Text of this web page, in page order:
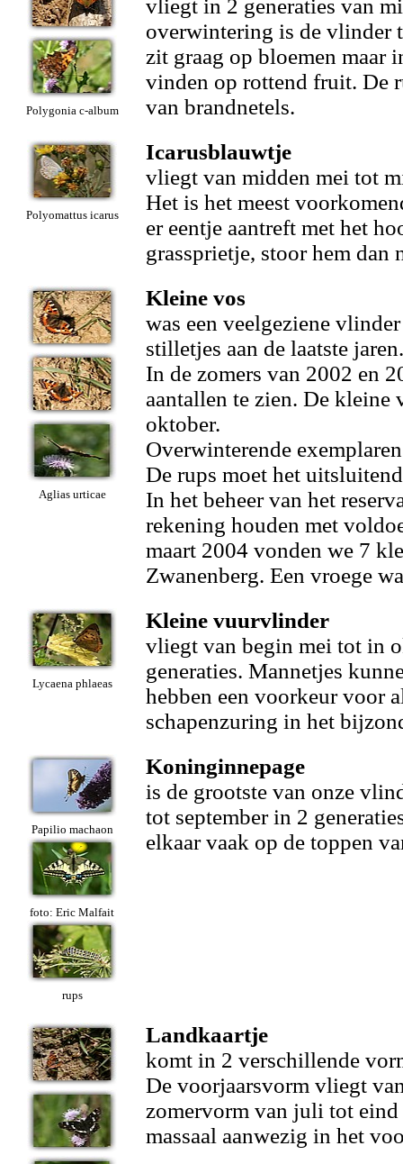
Polygonia c-album
vliegt in 2 generaties van
overwintering is de vlinder
zit graag op bloemen maar
vinden op rottend fruit. De
van brandnetels.
Polyomattus icarus
Icarusblauwtje
vliegt van midden mei tot
Het is het meest
er eentje aantreft met het
grassprietje, stoor hem dan
Aglias urticae
Kleine vos
was een veelgeziene
stilletjes aan de laatste jaren.
In de zomers van 2002 en
aantallen te zien. De
oktober.
Overwinterende
De rups moet het
In het beheer van het
rekening houden met
maart 2004 vonden we 7
Zwanenberg. Een vroege
Lycaena phlaeas
Kleine vuurvlinder
vliegt van begin mei tot in
generaties. Mannetjes
hebben een voorkeur voor
schapenzuring in het
Papilio machaon
foto: Eric Malfait
rups
Koninginnepage
is de grootste van onze
tot september in 2
elkaar vaak op de toppen
Landkaartje
komt in 2 verschillende
De voorjaarsvorm vliegt
zomervorm van juli tot eind
massaal aanwezig in het